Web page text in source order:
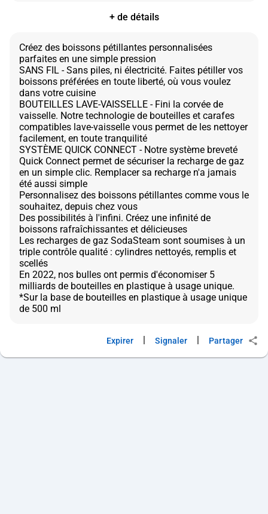
+ de détails
Créez des boissons pétillantes personnalisées
parfaites en une simple pression
SANS FIL - Sans piles, ni électricité. Faites pétiller vos
boissons préférées en toute liberté, où vous voulez
dans votre cuisine
BOUTEILLES LAVE-VAISSELLE - Fini la corvée de
vaisselle. Notre technologie de bouteilles et carafes
compatibles lave-vaisselle vous permet de les nettoyer
facilement, en toute tranquilité
SYSTÈME QUICK CONNECT - Notre système breveté
Quick Connect permet de sécuriser la recharge de gaz
en un simple clic. Remplacer sa recharge n'a jamais
été aussi simple
Personnalisez des boissons pétillantes comme vous le
souhaitez, depuis chez vous
Des possibilités à l'infini. Créez une infinité de
boissons rafraîchissantes et délicieuses
Les recharges de gaz SodaSteam sont soumises à un
triple contrôle qualité : cylindres nettoyés, remplis et
scellés
En 2022, nos bulles ont permis d'économiser 5
milliards de bouteilles en plastique à usage unique.
*Sur la base de bouteilles en plastique à usage unique
Expirer | Signaler | Partager